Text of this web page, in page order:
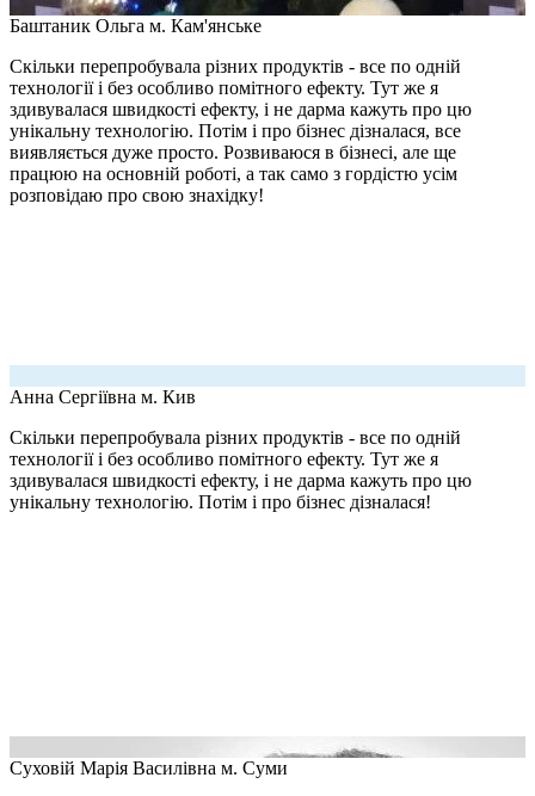
Баштаник Ольга м. Кам'янське
Скільки перепробувала різних продуктів - все по одній
технології і без особливо помітного ефекту. Тут же я
здивувалася швидкості ефекту, і не дарма кажуть про цю
унікальну технологію. Потім і про бізнес дізналася, все
виявляється дуже просто. Розвиваюся в бізнесі, але ще
працюю на основній роботі, а так само з гордістю усім
розповідаю про свою знахідку!
Анна Сергіївна м. Кив
Скільки перепробувала різних продуктів - все по одній
технології і без особливо помітного ефекту. Тут же я
здивувалася швидкості ефекту, і не дарма кажуть про цю
унікальну технологію. Потім і про бізнес дізналася!
Суховій Марія Василівна м. Суми